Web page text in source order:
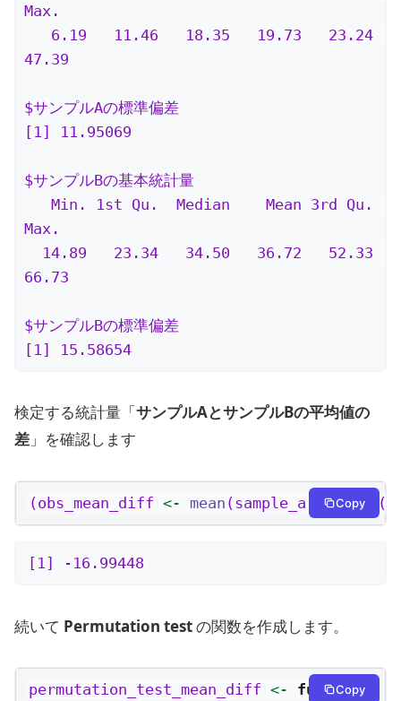
Max.
47.39
$サンプルAの標準偏差
[1] 11.95069
$サンプルBの基本統計量
Max.
66.73
$サンプルBの標準偏差
[1] 15.58654
検定する統計量「サンプルAとサンプルBの平均値の
差 」を確認します
(obs_mean_diff <- mean (sample_a) - mean
Copy
[1] -16.99448
続いて Permutation testの関数を作成します。
permutation_test_mean_diff <-
function
Copy